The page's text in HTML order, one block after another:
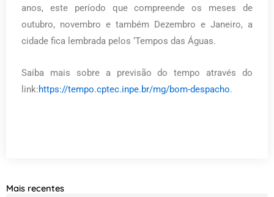
anos, este período que compreende os meses de
outubro, novembro e também Dezembro e Janeiro, a
cidade fica lembrada pelos ‘Tempos das Águas.
Saiba mais sobre a previsão do tempo através do
link:https://tempo.cptec.inpe.br/mg/bom-despacho.
Mais recentes